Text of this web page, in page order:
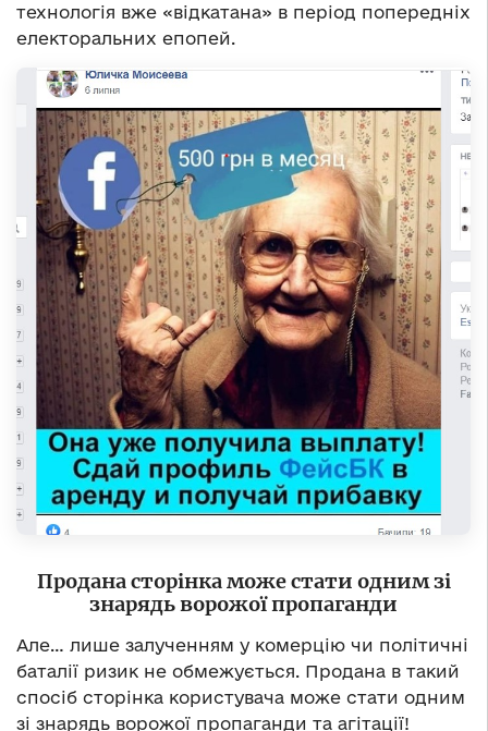
технологія вже «відкатана» в період попередніх
електоральних епопей.
Продана сторінка може стати одним зі
знарядь ворожої пропаганди
Але… лише залученням у комерцію чи політичні
баталії ризик не обмежується. Продана в такий
спосіб сторінка користувача може стати одним
зі знарядь ворожої пропаганди та агітації!